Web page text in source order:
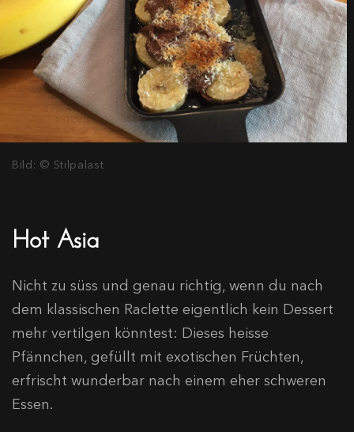
Bild: © Stilpalast
Hot Asia
Nicht zu süss und genau richtig, wenn du nach
dem klassischen Raclette eigentlich kein Dessert
mehr vertilgen könntest: Dieses heisse
Pfännchen, gefüllt mit exotischen Früchten,
erfrischt wunderbar nach einem eher schweren
Essen.